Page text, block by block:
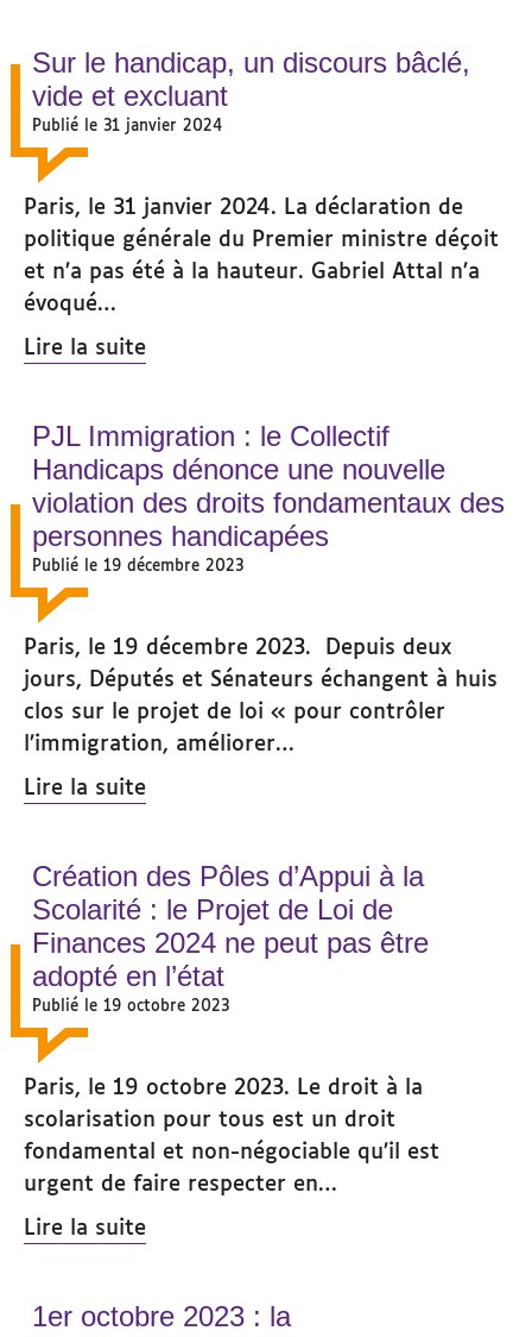
Sur le handicap, un discours bâclé,
vide et excluant
Publié le 31 janvier 2024
Paris, le 31 janvier 2024. La déclaration de
politique générale du Premier ministre déçoit
et n’a pas été à la hauteur. Gabriel Attal n’a
évoqué…
Lire la suite
PJL Immigration : le Collectif
Handicaps dénonce une nouvelle
violation des droits fondamentaux des
personnes handicapées
Publié le 19 décembre 2023
Paris, le 19 décembre 2023. Depuis deux
jours, Députés et Sénateurs échangent à huis
clos sur le projet de loi « pour contrôler
l’immigration, améliorer…
Lire la suite
Création des Pôles d’Appui à la
Scolarité : le Projet de Loi de
Finances 2024 ne peut pas être
adopté en l’état
Publié le 19 octobre 2023
Paris, le 19 octobre 2023. Le droit à la
scolarisation pour tous est un droit
fondamental et non-négociable qu’il est
urgent de faire respecter en…
Lire la suite
1er octobre 2023 : la